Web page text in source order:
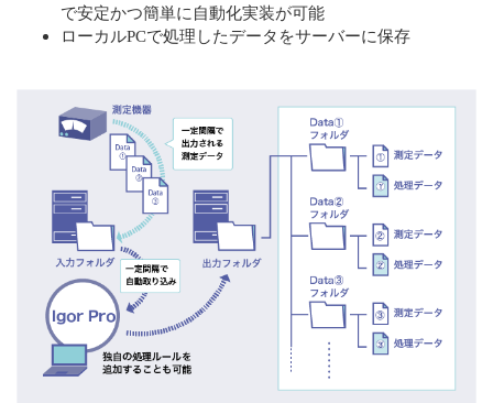
で安定かつ簡単に自動化実装が可能
ローカルPCで処理したデータをサーバーに保存